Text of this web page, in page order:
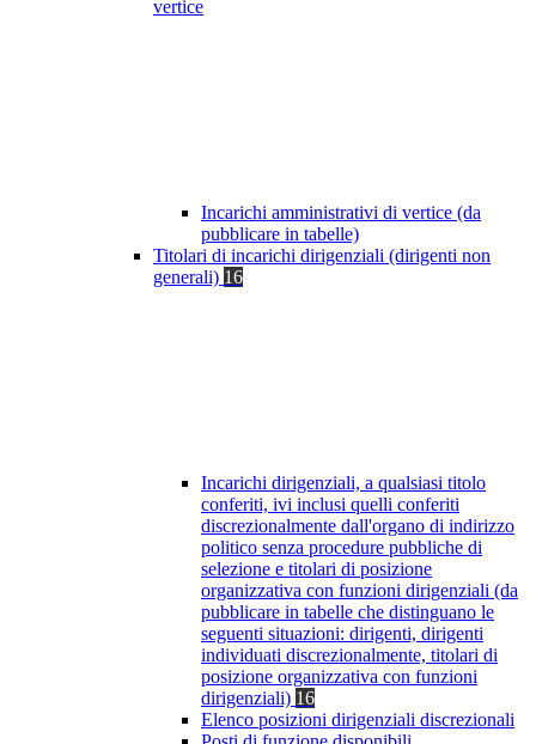
vertice
Incarichi amministrativi di vertice (da
pubblicare in tabelle)
Titolari di incarichi dirigenziali (dirigenti non
generali) 16
Incarichi dirigenziali, a qualsiasi titolo
conferiti, ivi inclusi quelli conferiti
discrezionalmente dall'organo di indirizzo
politico senza procedure pubbliche di
selezione e titolari di posizione
organizzativa con funzioni dirigenziali (da
pubblicare in tabelle che distinguano le
seguenti situazioni: dirigenti, dirigenti
individuati discrezionalmente, titolari di
posizione organizzativa con funzioni
dirigenziali) 16
Elenco posizioni dirigenziali discrezionali